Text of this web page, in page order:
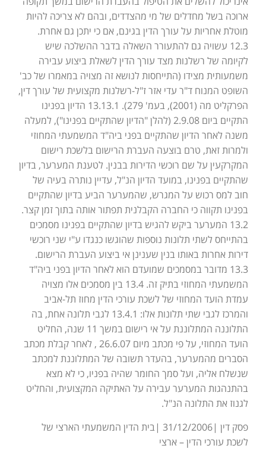
ארוכה בשל מחדלים של מי מהצדדים, ובהם לא צריכה להיות
מוטלת אחריות על עורך הדין בגינם, אם כי יתכן גם אחרת.
12.3 עשויה גם להתעורר השאלה בדבר ההשלכה שיש
לקיומה של רשלנות מצד עורך הדין לשאלת ביצוע עבירה
משמעותית מצידו (התייחסות לנושא זה מצויה במאמרו של כב'
השופט המנוח ד"ר עדי אזר ז"ל-רשלנות מקצועית של עורך דין,
הפרקליט מה (2001), בעמ' 279). 13.13.1 הדיון בפנינו
התקיים ביום 2.9.08 (להלן "הדיון שהתקיים בפנינו"), למעלה
משנה לאחר הדיון שהתקיים בפני ביה"ד המשמעתי המחוזי
ולמרות זאת, טרם בוצעה העברת הרישום בלשכת רישום
המקרקעין על שם רוכשי הדירות בבנין. לטענת המערער, בדיון
שהתקיים בפנינו, במועד הדיון הנ"ל, עדיין נותרה בעיה של
חוב למס רכוש על המגרש, שהמערער הביע בדיון שהתקיים
בפנינו תקווה כי החברה הקבלנית תפתור אותה בתוך זמן קצר.
13.2 המערער ביקש להגיש בדיון שהתקיים בפנינו מסמכים
בהתייחס לשתי תלונות נוספות שהוגשו כנגדו ע"י שני רוכשי
דירות אחרות באותו בנין שענינן אי ביצוע העברת הרישום.
13.3 מדובר במסמכים שמועדם הוא לאחר הדיון בפני ביה"ד
המשמעתי המחוזי בתיק זה. 13.4 בין מסמכים אלו מצויה
עמדת הועד המחוזי של לשכת עורכי הדין מחוז תל-אביב
והמרכז לגבי שתי תלונות אלו: 13.4.1 לגבי תלונה אחת, בה
התלוננה המתלוננת על אי רישום במשך 11 שנה, החליט
הועד המחוזי, על פי מכתב מיום 26.6.07 , לאחר קבלת מכתב
הסברים מהמערער, בהעדר תשובה של המתלוננת למכתב
שנשלח אליה, ועל סמך החומר שהיה בפניו, כי לא מצא
בהתנהגות המערער עבירה על האתיקה המקצועית, והחליט
לגנוז את התלונה הנ"ל.
פסק דין |31/12/2006 |בית הדין המשמעתי הארצי של
לשכת עורכי הדין – ארצי